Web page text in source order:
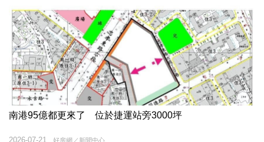
南港95億都更來了 位於捷運站旁3000坪
好房網／新聞中心
2026-07-21